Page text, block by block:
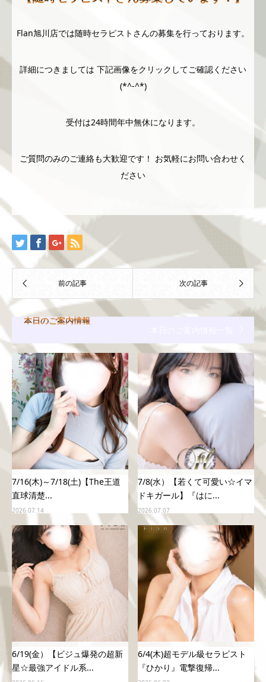
Flan旭川店では随時セラピストさんの募集を行っております。
詳細につきましては 下記画像をクリックしてご確認ください
(*^-^*)
受付は24時間年中無休になります。
ご質問のみのご連絡も大歓迎です！ お気軽にお問い合わせく
ださい
本日のご案内情報
7/16(木)～7/18(土)【The王道
直球清楚...
2026.07.14
7/8(水）【若くて可愛い☆イマ
ドキガール】『はに...
2026.07.07
6/19(金）【ビジュ爆発の超新
星☆最強アイドル系...
6/4(木)超モデル級セラピスト
『ひかり』電撃復帰...